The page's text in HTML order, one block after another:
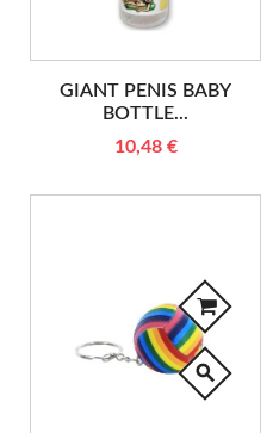
GIANT PENIS BABY
BOTTLE...
10,48 €
search